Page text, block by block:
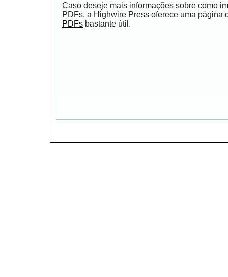
Caso deseje mais informações sobre como
PDFs, a Highwire Press oferece uma página
PDFs bastante útil.